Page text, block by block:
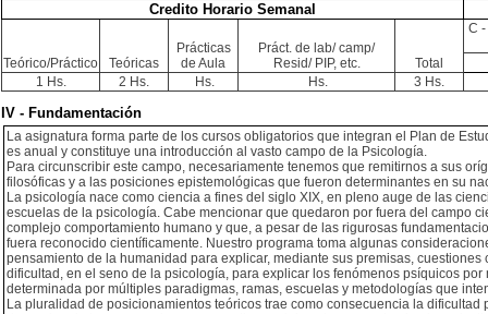
Credito Horario Semanal
Teórico/Práctico Teóricas
Prácticas
de Aula
Práct. de lab/ camp/
Resid/ PIP, etc.
Total
C
1 Hs. 2 Hs. Hs. Hs. 3 Hs.
IV - Fundamentación
La asignatura forma parte de los cursos obligatorios que integran el Plan de
es anual y constituye una introducción al vasto campo de la Psicología.
Para circunscribir este campo, necesariamente tenemos que remitirnos a sus
filosóficas y a las posiciones epistemológicas que fueron determinantes en su
La psicología nace como ciencia a fines del siglo XIX, en pleno auge de las
escuelas de la psicología. Cabe mencionar que quedaron por fuera del campo
complejo comportamiento humano y que, a pesar de las rigurosas
fuera reconocido científicamente. Nuestro programa toma algunas
pensamiento de la humanidad para explicar, mediante sus premisas,
dificultad, en el seno de la psicología, para explicar los fenómenos psíquicos
determinada por múltiples paradigmas, ramas, escuelas y metodologías que
La pluralidad de posicionamientos teóricos trae como consecuencia la